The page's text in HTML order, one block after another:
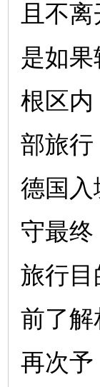
且不
是如
根区内
部旅行
德国入
守最终
旅行目
前了解
再次予